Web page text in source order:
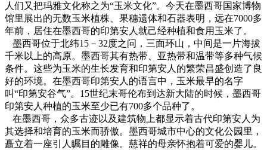
人们又把玛雅文化称之为“玉米文化”。今天在墨西哥国家博物
馆里展出的无数玉米植株、果穗遗体和石器表明，远在7000多
年前，居住在墨西哥的印第安人就己经种植和食用玉米了。
墨西哥位于北纬15 －32度之问，三面环山，中间是一片海拔
千米以上的高原。墨西哥其有热带、亚热带和温带等多种气候
条件。这些为玉米的生长发育和印第安人的繁荣昌盛创造了良
好的环境。在墨西哥印第安人的语言中，玉米最早的名字
叫“印第安谷气”。 15世纪末哥伦布到达新大陆的时候，墨西哥
印第安人种植的玉米至少已有700多个品种了。
在墨西哥，众多古迹以及建筑物上都显示着古代印第安人为
其选择和培育的玉米而骄傲。墨西哥城市中心的文化公园里，
矗立着一座引人瞩目的雕像。慈祥的母亲怀抱着可爱的婴儿。